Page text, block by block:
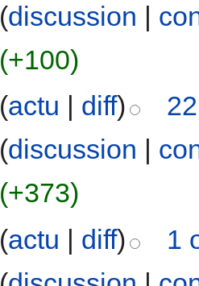
(discussion |
(+100)
(actu diff)
(discussion
(+373)
(actu | diff)
1